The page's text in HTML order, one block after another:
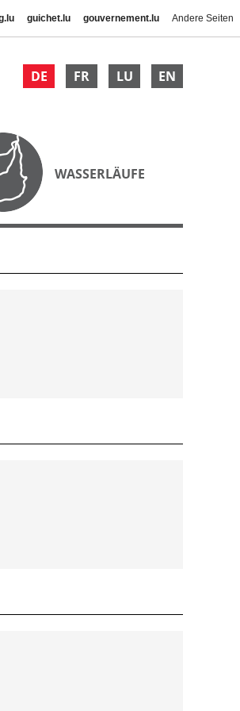
guichet.lu gouvernement.lu Andere Seiten
DE FR LU EN
WASSERLÄUFE